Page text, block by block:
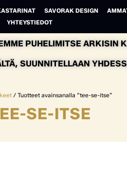
SAVORAK DESIGN
YHTEYSTIEDOT
PUHELIMITSE ARKISIN
SUUNNITELLAAN
/ Tuotteet avainsanalla “tee-se-itse”
SE-ITSE